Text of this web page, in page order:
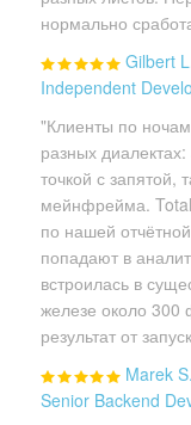
нормально
Gilbert
Independent
"Клиенты по
разных
точкой с запятой,
мейнфрейма. Total
по нашей
попадают в
встроилась в
железе около 300
результат от
Marek S.
Senior Backend